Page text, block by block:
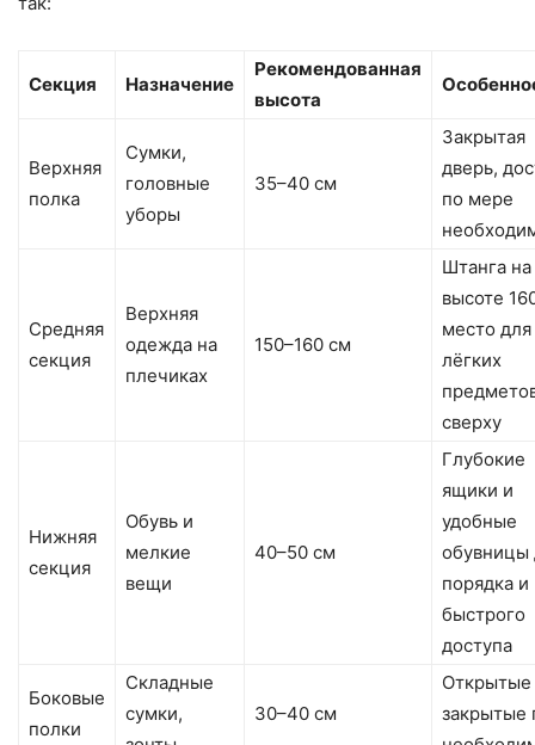
Секция Назначение
Рекомендованная
высота
Верхняя
полка
Сумки,
головные
уборы
35–40 см
Закрытая
дверь,
по мере
Средняя
секция
Верхняя
одежда на
плечиках
150–160 см
Штанга на
высоте
место для
лёгких
сверху
Нижняя
секция
Обувь и
мелкие
вещи
40–50 см
Глубокие
ящики и
удобные
обувницы
порядка и
быстрого
доступа
Боковые
полки
Складные
сумки,
30–40 см
Открытые
закрытые